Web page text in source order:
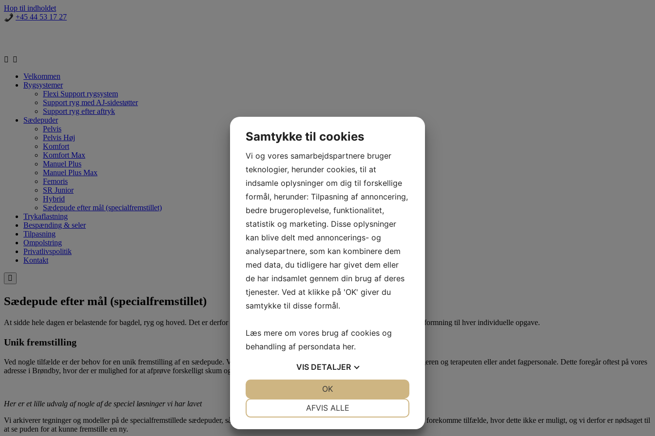
Hop til indholdet
+45 44 53 17 27
Velkommen
Rygsystemer
Flexi Support rygsystem
Support ryg med AJ-sidestøtter
Support ryg efter aftryk
Sædepuder
Pelvis
Pelvis Høj
Komfort
Komfort Max
Manuel Plus
Manuel Plus Max
Femoris
SR Junior
Hybrid
Sædepude efter mål (specialfremstillet)
Trykaflastning
Bespænding & seler
Tilpasning
Ompolstring
Privatlivspolitik
Kontakt
Sædepude efter mål (specialfremstillet)
At sidde hele dagen er belastende for bagdel, ryg og hoved. Det er derfor vigtigt at vælge den rigtige sædepude i det rette materiale og udformning til hver individuelle opgave.
Unik fremstilling
Ved nogle tilfælde er der behov for en unik fremstilling af en sædepude. Vi finder frem til løsningen ved en afprøvning sammen med borgeren og terapeuten eller andet fagpersonale. Dette foregår oftest på vores
adresse i Brøndby, hvor der er mulighed for at afprøve forskelligt skum og løsninger samt tilpasse og ændre i puden under afprøvningen.
Her er et lille udvalg af nogle af de speciel løsninger vi har lavet
Vi arkiverer tegninger og modeller på de specialfremstillede sædepuder, så der er mulighed for at genskabe dem igen senere. Der kan dog forekomme tilfælde, hvor dette ikke er muligt, og vi derfor er nødsaget til
at se puden for at kunne fremstille en ny.
Samtykke til cookies
Vi og vores samarbejdspartnere bruger
teknologier, herunder cookies, til at
indsamle oplysninger om dig til forskellige
formål, herunder: Tilpasning af annoncering,
bedre brugeroplevelse, funktionalitet,
statistik og marketing. Disse oplysninger
kan blive delt med annoncerings- og
analysepartnere, som kan kombinere dem
med data, du tidligere har givet dem eller
de har indsamlet gennem din brug af deres
tjenester. Ved at klikke på 'OK' giver du
samtykke til disse formål.
Læs mere om vores brug af cookies og
behandling af persondata her.
VIS DETALJER
AFVIS ALLE
OK